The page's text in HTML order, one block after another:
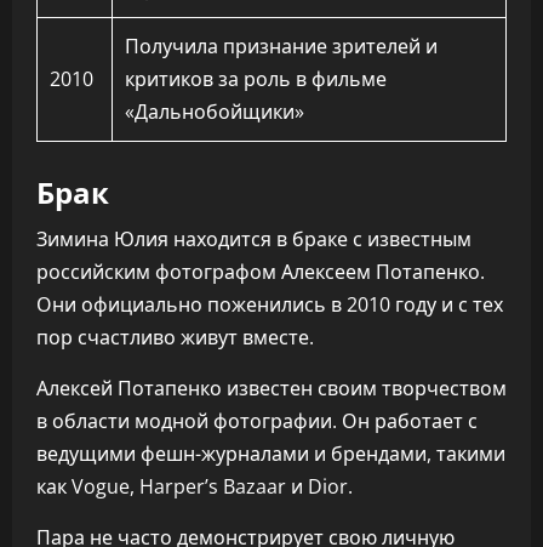
2010
Получила признание зрителей и
критиков за роль в фильме
«Дальнобойщики»
Брак
Зимина Юлия находится в браке с известным
российским фотографом Алексеем Потапенко.
Они официально поженились в 2010 году и с тех
пор счастливо живут вместе.
Алексей Потапенко известен своим творчеством
в области модной фотографии. Он работает с
ведущими фешн-журналами и брендами, такими
как Vogue, Harper’s Bazaar и Dior.
Пара не часто демонстрирует свою личную